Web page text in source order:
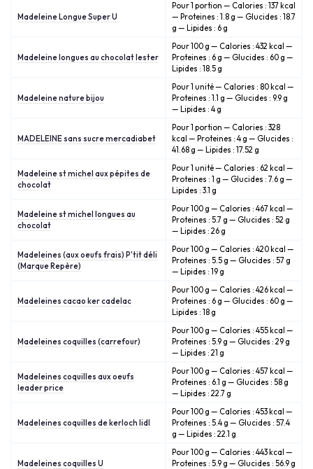
Madeleine Longue Super U
Pour 1 portion — Calories : 137 kcal
— Proteines : 1.8 g — Glucides : 18.7
g — Lipides : 6 g
Madeleine longues au chocolat lester
Pour 100 g — Calories : 432 kcal —
Proteines : 6 g — Glucides : 60 g —
Lipides : 18.5 g
Madeleine nature bijou
Pour 1 unité — Calories : 80 kcal —
Proteines : 1.1 g — Glucides : 9.9 g
— Lipides : 4 g
MADELEINE sans sucre mercadiabet
Pour 1 portion — Calories : 328
kcal — Proteines : 4 g — Glucides :
41.68 g — Lipides : 17.52 g
Madeleine st michel aux pépites de
chocolat
Pour 1 unité — Calories : 62 kcal —
Proteines : 1 g — Glucides : 7.6 g —
Lipides : 3.1 g
Madeleine st michel longues au
chocolat
Pour 100 g — Calories : 467 kcal —
Proteines : 5.7 g — Glucides : 52 g
— Lipides : 26 g
Madeleines (aux oeufs frais) P'tit déli
(Marque Repère)
Pour 100 g — Calories : 420 kcal —
Proteines : 5.5 g — Glucides : 57 g
— Lipides : 19 g
Madeleines cacao ker cadelac
Pour 100 g — Calories : 426 kcal —
Proteines : 6 g — Glucides : 60 g —
Lipides : 18 g
Madeleines coquilles (carrefour)
Pour 100 g — Calories : 455 kcal —
Proteines : 5.9 g — Glucides : 29 g
— Lipides : 21 g
Madeleines coquilles aux oeufs
leader price
Pour 100 g — Calories : 457 kcal —
Proteines : 6.1 g — Glucides : 58 g
— Lipides : 22.7 g
Madeleines coquilles de kerloch lidl
Pour 100 g — Calories : 453 kcal —
Proteines : 5.4 g — Glucides : 57.4
g — Lipides : 22.1 g
Madeleines coquilles U
Pour 100 g — Calories : 443 kcal —
Proteines : 5.9 g — Glucides : 56.9 g